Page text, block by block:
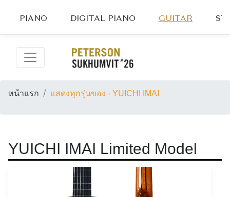
PIANO DIGITAL PIANO GUITAR
หน้าแรก แสดงทุกรุ่นของ - YUICHI IMAI
YUICHI IMAI Limited Model